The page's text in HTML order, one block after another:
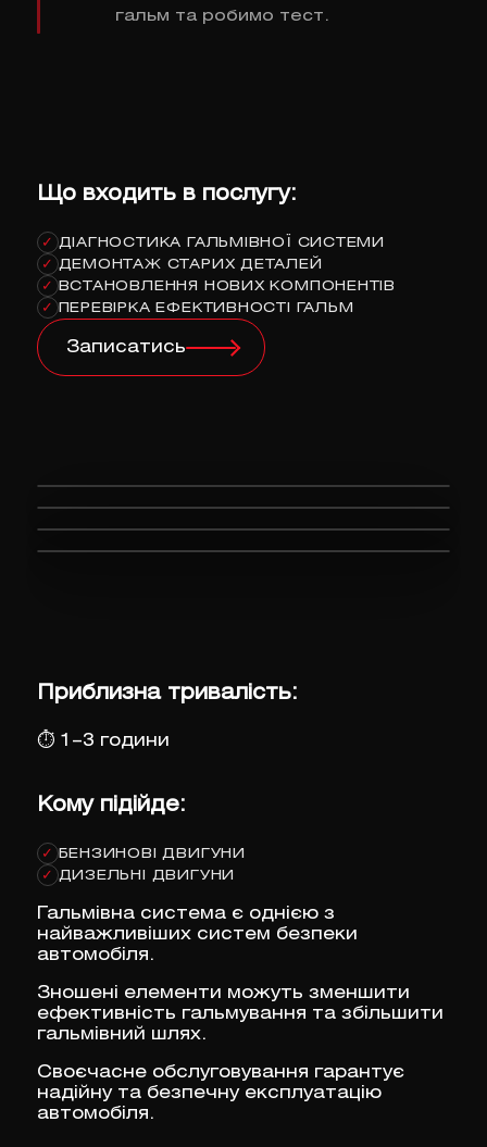
гальм та робимо тест.
Що входить в послугу:
✓ ДІАГНОСТИКА ГАЛЬМІВНОЇ СИСТЕМИ
✓ ДЕМОНТАЖ СТАРИХ ДЕТАЛЕЙ
✓ ВСТАНОВЛЕННЯ НОВИХ КОМПОНЕНТІВ
✓ ПЕРЕВІРКА ЕФЕКТИВНОСТІ ГАЛЬМ
Записатись
Приблизна тривалість:
⏱ 1–3 години
Кому підійде:
✓ БЕНЗИНОВІ ДВИГУНИ
✓ ДИЗЕЛЬНІ ДВИГУНИ
Гальмівна система є однією з
найважливіших систем безпеки
автомобіля.
Зношені елементи можуть зменшити
ефективність гальмування та збільшити
гальмівний шлях.
Своєчасне обслуговування гарантує
надійну та безпечну експлуатацію
автомобіля.